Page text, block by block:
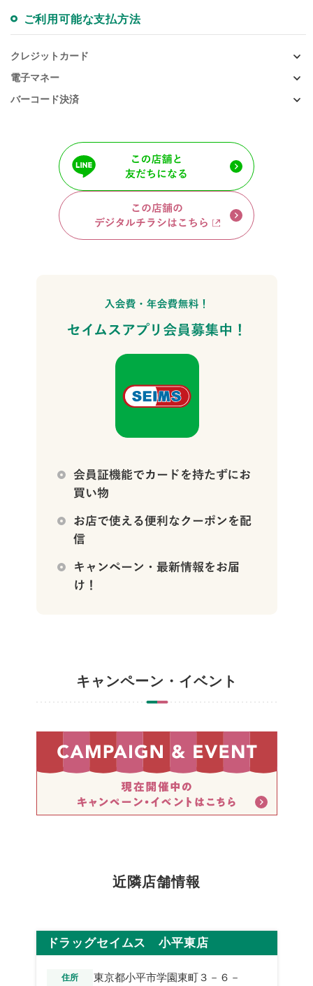
ご利用可能な支払方法
クレジットカード
電子マネー
バーコード決済
キャンペーン・イベント
近隣店舗情報
ドラッグセイムス 小平東店
住所
東京都小平市学園東町３－６－